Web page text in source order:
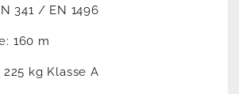
341 / EN 1496
160 m
kg Klasse A